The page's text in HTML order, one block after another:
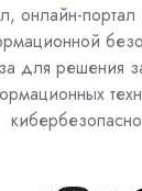
онлайн-
для решения